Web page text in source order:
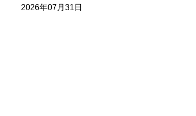
2026年07月31日